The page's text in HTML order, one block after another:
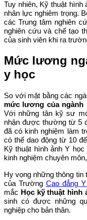
Tuy nhiên, Kỹ thuật hình
nhân lực nghiêm trọng.
các Trung tâm nghiên
nghiên cứu và chế tạo
của sinh viên khi ra
Mức lương
y học
So với mặt bằng các
mức lương của ngành
Với những tân kỹ sư
nhận được thường từ 5
đã có kinh nghiệm làm
có thể dao động từ 10
Kỹ thuật hình ảnh Y
kinh nghiệm chuyên
Hy vọng những thông
của Trường Cao đẳng
mắc Học kỹ thuật hình
sinh có được những
nghiệp cho bản thân.